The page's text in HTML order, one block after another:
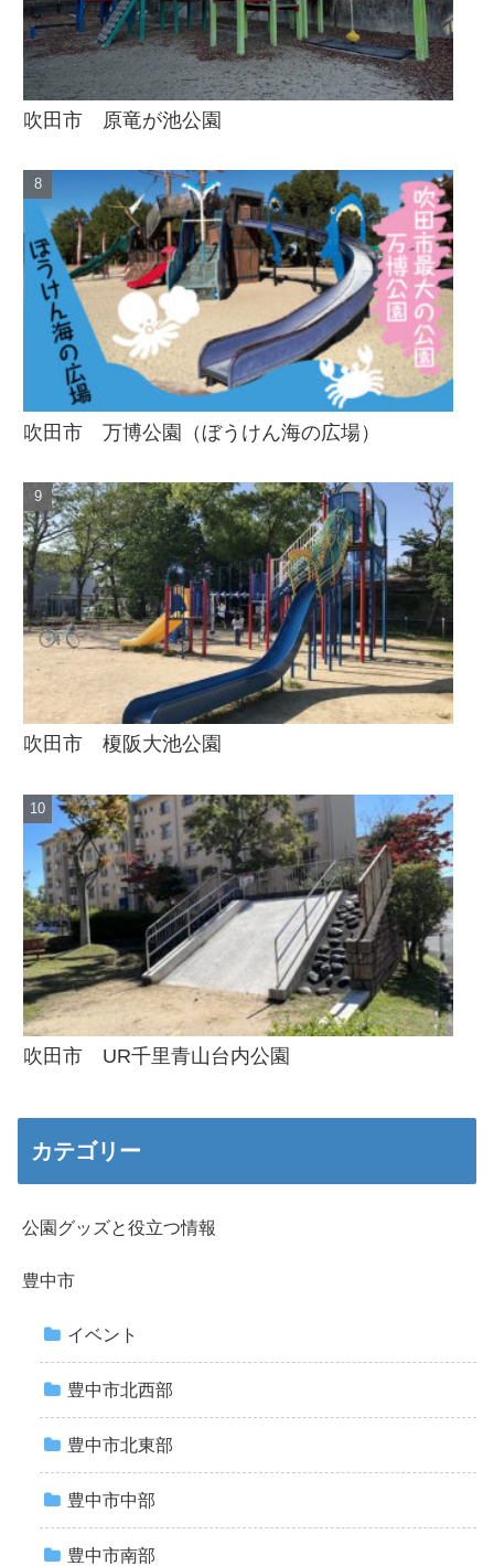
吹田市 原竜が池公園
吹田市 万博公園（ぼうけん海の広場）
吹田市 榎阪大池公園
吹田市 UR千里青山台内公園
カテゴリー
公園グッズと役立つ情報
豊中市
イベント
豊中市北西部
豊中市北東部
豊中市中部
豊中市南部